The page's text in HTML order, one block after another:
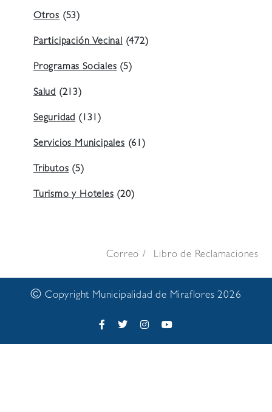
Otros (53)
Participación Vecinal(472)
Programas Sociales(5)
Salud (213)
Seguridad(131)
Servicios Municipales(61)
Tributos(5)
Turismo y Hoteles(20)
Correo Libro de Reclamaciones
© Copyright Municipalidad de Miraflores 2026